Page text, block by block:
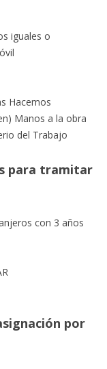
iguales o
Hacemos
Manos a la obra
del Trabajo
para tramitar
con 3 años
por